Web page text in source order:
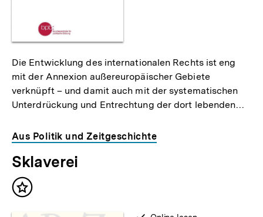
Die Entwicklung des internationalen Rechts ist eng
mit der Annexion außereuropäischer Gebiete
verknüpft – und damit auch mit der systematischen
Unterdrückung und Entrechtung der dort lebenden…
Aus Politik und Zeitgeschichte
Sklaverei
Inhalt